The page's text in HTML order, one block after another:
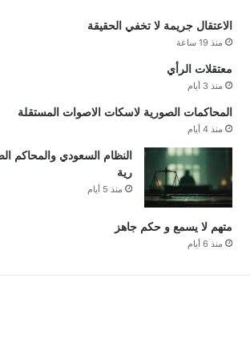
الاعتقال جريمة لا تخفي الحقيقة
منذ 19 ساعة
معتقلات الرأي
منذ 3 أيام
المحاكمات الصورية لاسكات الاصوات المستقلة
منذ 4 أيام
النظام السعودي والمحاكم
رية
منذ 5 أيام
متهم لا يسمع و حكم جاهز
منذ 6 أيام